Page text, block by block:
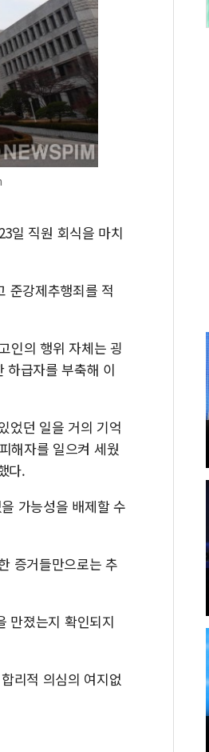
일 직원 회식을 마치
준강제추행죄를 적
인의 행위 자체는 굉
하급자를 부축해 이
었던 일을 거의 기억
해자를 일으켜 세웠
다.
가능성을 배제할 수
증거들만으로는 추
만졌는지 확인되지
리적 의심의 여지없